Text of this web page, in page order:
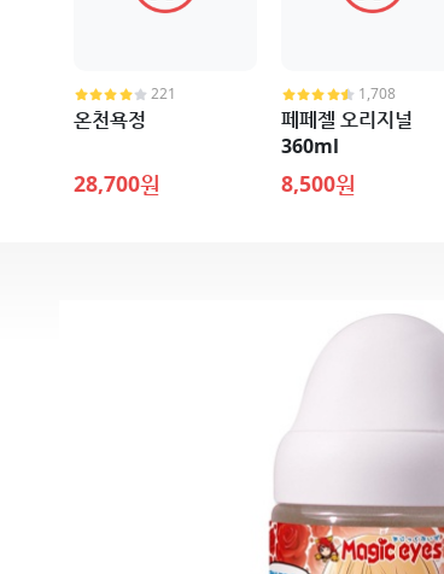
221
온천욕정
28,700원
1,708
페페젤 오리지널
360ml
8,500원